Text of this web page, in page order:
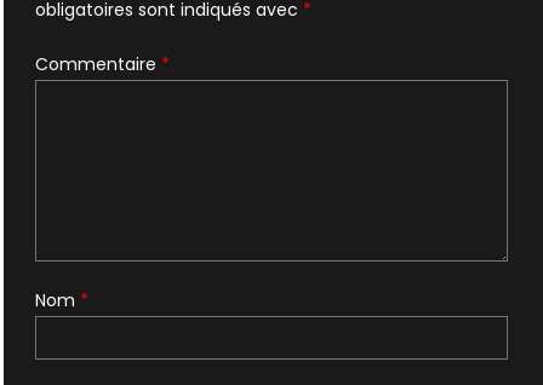
obligatoires sont indiqués avec *
Commentaire *
Nom *